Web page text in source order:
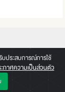
up Practical
(ThaiPFA)
บประสบการณ์การใช้
กาศความเป็นส่วนตัว